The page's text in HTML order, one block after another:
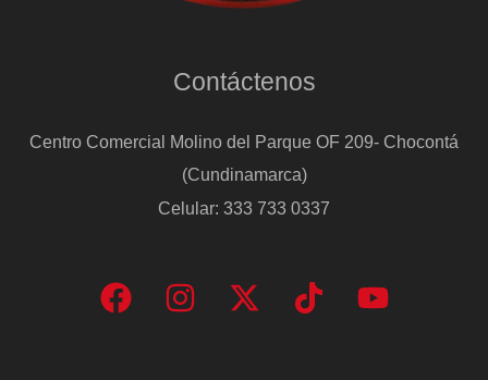
Contáctenos
Centro Comercial Molino del Parque OF 209- Chocontá
(Cundinamarca)
Celular: 333 733 0337